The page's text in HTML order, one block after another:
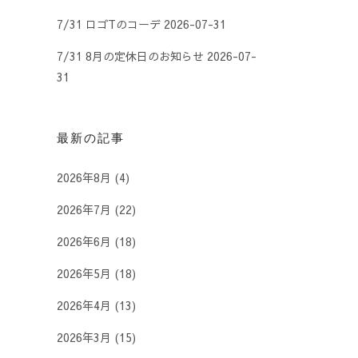
7/31 ロゴTのコーデ 2026-07-31
7/31 8月の定休日のお知らせ 2026-07-
31
最新の記事
2026年8月 (4)
2026年7月 (22)
2026年6月 (18)
2026年5月 (18)
2026年4月 (13)
2026年3月 (15)